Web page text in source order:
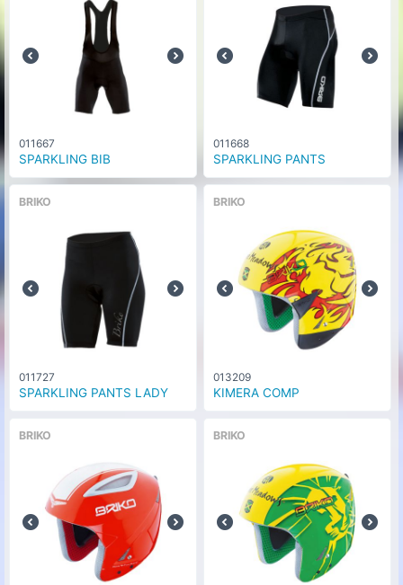
011667
SPARKLING BIB
011668
SPARKLING PANTS
BRIKO
011727
SPARKLING PANTS LADY
BRIKO
013209
KIMERA COMP
BRIKO BRIKO